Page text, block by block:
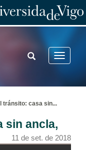
Toggle
TOGGLE
SEARCH
tránsito: casa sin...
sin ancla,
11 de set. de 2018